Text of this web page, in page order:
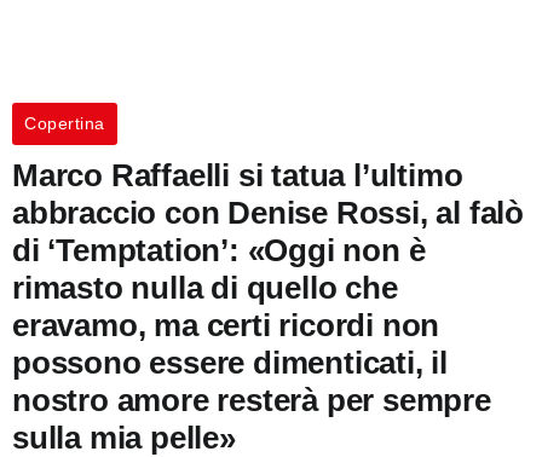
Copertina
Marco Raffaelli si tatua l’ultimo
abbraccio con Denise Rossi, al falò
di ‘Temptation’: «Oggi non è
rimasto nulla di quello che
eravamo, ma certi ricordi non
possono essere dimenticati, il
nostro amore resterà per sempre
sulla mia pelle»